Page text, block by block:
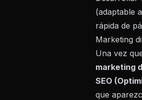
(adaptable
rápida de
Marketing
Una vez
marketing
SEO
que